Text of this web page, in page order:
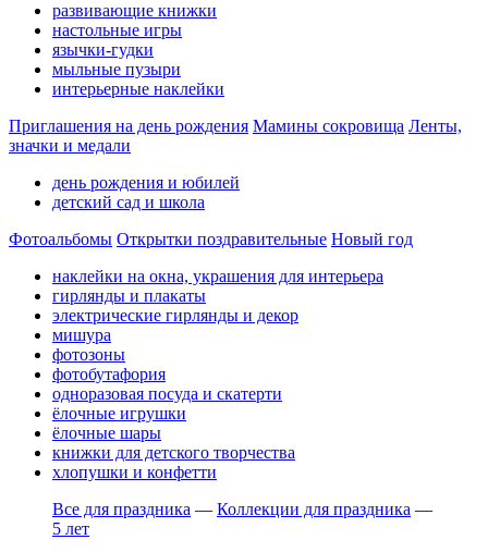
развивающие книжки
настольные игры
язычки-гудки
мыльные пузыри
интерьерные наклейки
Приглашения на день рождения Мамины сокровища Ленты,
значки и медали
день рождения и юбилей
детский сад и школа
Фотоальбомы Открытки поздравительные Новый год
наклейки на окна, украшения для интерьера
гирлянды и плакаты
электрические гирлянды и декор
мишура
фотозоны
фотобутафория
одноразовая посуда и скатерти
ёлочные игрушки
ёлочные шары
книжки для детского творчества
хлопушки и конфетти
Все для праздника — Коллекции для праздника —
5 лет